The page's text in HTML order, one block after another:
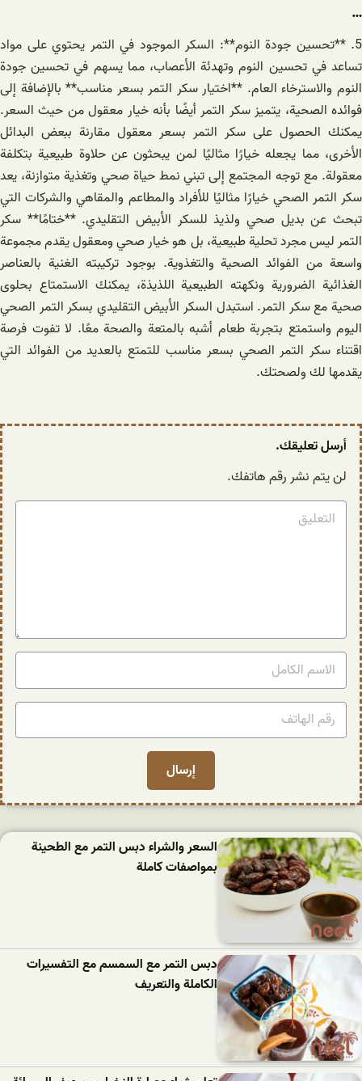
…
5. **تحسين جودة النوم**: السكر الموجود في التمر يحتوي على مواد
تساعد في تحسين النوم وتهدئة الأعصاب، مما يسهم في تحسين جودة
النوم والاسترخاء العام. **اختيار سكر التمر بسعر مناسب** بالإضافة إلى
فوائده الصحية، يتميز سكر التمر أيضًا بأنه خيار معقول من حيث السعر.
يمكنك الحصول على سكر التمر بسعر معقول مقارنة ببعض البدائل
الأخرى، مما يجعله خيارًا مثاليًا لمن يبحثون عن حلاوة طبيعية بتكلفة
معقولة. مع توجه المجتمع إلى تبني نمط حياة صحي وتغذية متوازنة، يعد
سكر التمر الصحي خيارًا مثاليًا للأفراد والمطاعم والمقاهي والشركات التي
تبحث عن بديل صحي ولذيذ للسكر الأبيض التقليدي. **ختامًا** سكر
التمر ليس مجرد تحلية طبيعية، بل هو خيار صحي ومعقول يقدم مجموعة
واسعة من الفوائد الصحية والتغذوية. بوجود تركيبته الغنية بالعناصر
الغذائية الضرورية ونكهته الطبيعية اللذيذة، يمكنك الاستمتاع بحلوى
صحية مع سكر التمر. استبدل السكر الأبيض التقليدي بسكر التمر الصحي
اليوم واستمتع بتجربة طعام أشبه بالمتعة والصحة معًا. لا تفوت فرصة
اقتناء سكر التمر الصحي بسعر مناسب للتمتع بالعديد من الفوائد التي
يقدمها لك ولصحتك.
أرسل تعليقك.
لن يتم نشر رقم هاتفك.
السعر والشراء دبس التمر مع الطحينة
بمواصفات كاملة
دبس التمر مع السمسم مع التفسيرات
الكاملة والتعريف